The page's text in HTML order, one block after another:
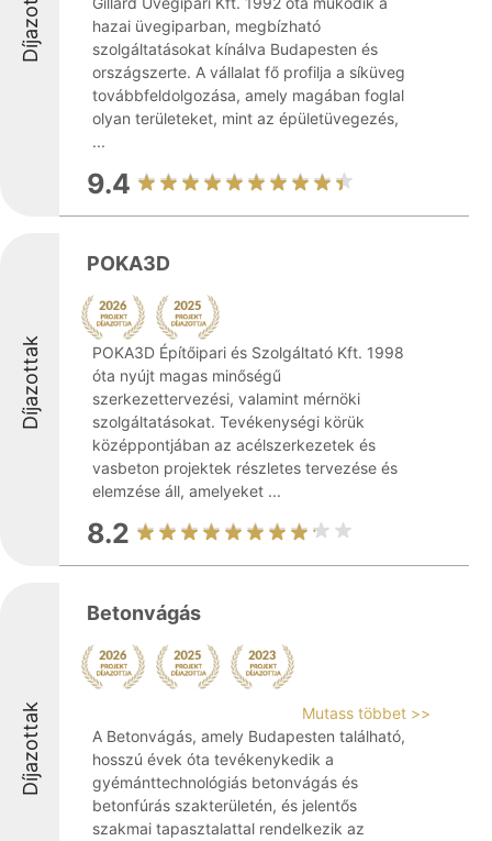
hazai üvegiparban, megbízható
szolgáltatásokat kínálva Budapesten és
országszerte. A vállalat fő profilja a síküveg
továbbfeldolgozása, amely magában foglal
olyan területeket, mint az épületüvegezés,
...
9.4
Díjazottak
POKA3D
POKA3D Építőipari és Szolgáltató Kft. 1998
óta nyújt magas minőségű
szerkezettervezési, valamint mérnöki
szolgáltatásokat. Tevékenységi körük
középpontjában az acélszerkezetek és
vasbeton projektek részletes tervezése és
elemzése áll, amelyeket ...
8.2
Díjazottak
Betonvágás
Mutass többet >>
A Betonvágás, amely Budapesten található,
hosszú évek óta tevékenykedik a
gyémánttechnológiás betonvágás és
betonfúrás szakterületén, és jelentős
szakmai tapasztalattal rendelkezik az